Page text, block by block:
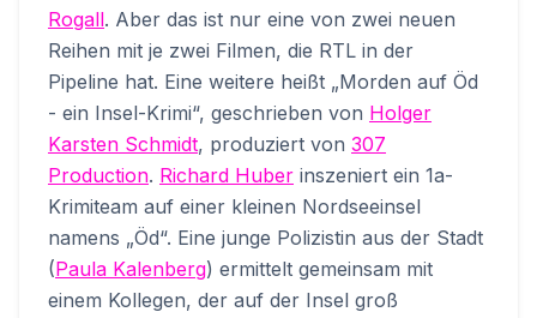
Rogall. Aber das ist nur eine von zwei neuen
Reihen mit je zwei Filmen, die RTL in der
Pipeline hat. Eine weitere heißt „Morden auf Öd
- ein Insel-Krimi“, geschrieben von Holger
Karsten Schmidt, produziert von 307
Production. Richard Huber inszeniert ein 1a-
Krimiteam auf einer kleinen Nordseeinsel
namens „Öd“. Eine junge Polizistin aus der Stadt
(Paula Kalenberg) ermittelt gemeinsam mit
einem Kollegen, der auf der Insel groß